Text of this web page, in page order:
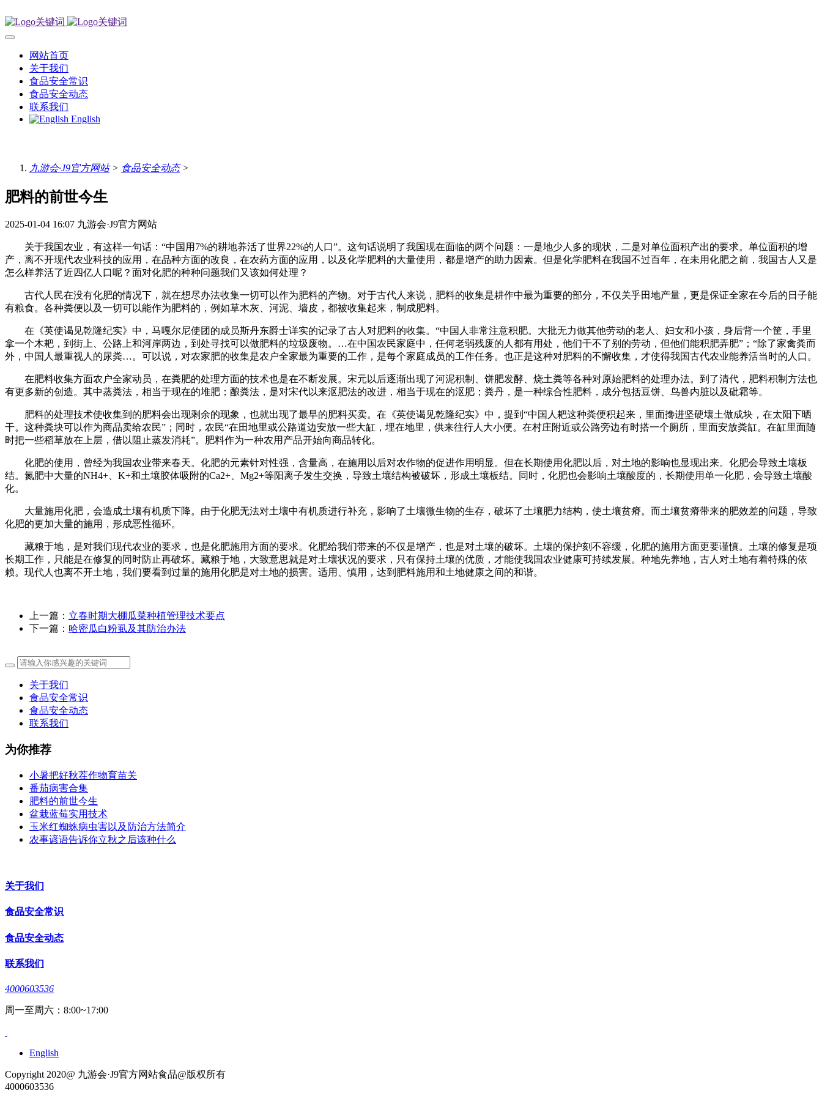
网站首页
关于我们
食品安全常识
食品安全动态
联系我们
English
九游会·J9官方网站> 食品安全动态>
肥料的前世今生
2025-01-04 16:07 九游会·J9官方网站
关于我国农业，有这样一句话：“中国用7%的耕地养活了世界22%的人口”。这句话说明了我国现在面临的两个问题：一是地少人多的现状，二是对单位面积产出的要求。单位面积的增
产，离不开现代农业科技的应用，在品种方面的改良，在农药方面的应用，以及化学肥料的大量使用，都是增产的助力因素。但是化学肥料在我国不过百年，在未用化肥之前，我国古人又是
怎么样养活了近四亿人口呢？面对化肥的种种问题我们又该如何处理？
古代人民在没有化肥的情况下，就在想尽办法收集一切可以作为肥料的产物。对于古代人来说，肥料的收集是耕作中最为重要的部分，不仅关乎田地产量，更是保证全家在今后的日子能
有粮食。各种粪便以及一切可以能作为肥料的，例如草木灰、河泥、墙皮，都被收集起来，制成肥料。
在《英使谒见乾隆纪实》中，马嘎尔尼使团的成员斯丹东爵士详实的记录了古人对肥料的收集。“中国人非常注意积肥。大批无力做其他劳动的老人、妇女和小孩，身后背一个筐，手里
拿一个木耙，到街上、公路上和河岸两边，到处寻找可以做肥料的垃圾废物。…在中国农民家庭中，任何老弱残废的人都有用处，他们干不了别的劳动，但他们能积肥弄肥”；“除了家禽粪而
外，中国人最重视人的尿粪…。可以说，对农家肥的收集是农户全家最为重要的工作，是每个家庭成员的工作任务。也正是这种对肥料的不懈收集，才使得我国古代农业能养活当时的人口。
在肥料收集方面农户全家动员，在粪肥的处理方面的技术也是在不断发展。宋元以后逐渐出现了河泥积制、饼肥发酵、烧土粪等各种对原始肥料的处理办法。到了清代，肥料积制方法也
有更多新的创造。其中蒸粪法，相当于现在的堆肥；酿粪法，是对宋代以来沤肥法的改进，相当于现在的沤肥；粪丹，是一种综合性肥料，成分包括豆饼、鸟兽内脏以及砒霜等。
肥料的处理技术使收集到的肥料会出现剩余的现象，也就出现了最早的肥料买卖。在《英使谒见乾隆纪实》中，提到“中国人耙这种粪便积起来，里面搀进坚硬壤土做成块，在太阳下晒
干。这种粪块可以作为商品卖给农民”；同时，农民“在田地里或公路道边安放一些大缸，埋在地里，供来往行人大小便。在村庄附近或公路旁边有时搭一个厕所，里面安放粪缸。在缸里面随
时把一些稻草放在上层，借以阻止蒸发消耗”。肥料作为一种农用产品开始向商品转化。
化肥的使用，曾经为我国农业带来春天。化肥的元素针对性强，含量高，在施用以后对农作物的促进作用明显。但在长期使用化肥以后，对土地的影响也显现出来。化肥会导致土壤板
结。氮肥中大量的NH4+、K+和土壤胶体吸附的Ca2+、Mg2+等阳离子发生交换，导致土壤结构被破坏，形成土壤板结。同时，化肥也会影响土壤酸度的，长期使用单一化肥，会导致土壤酸
化。
大量施用化肥，会造成土壤有机质下降。由于化肥无法对土壤中有机质进行补充，影响了土壤微生物的生存，破坏了土壤肥力结构，使土壤贫瘠。而土壤贫瘠带来的肥效差的问题，导致
化肥的更加大量的施用，形成恶性循环。
藏粮于地，是对我们现代农业的要求，也是化肥施用方面的要求。化肥给我们带来的不仅是增产，也是对土壤的破坏。土壤的保护刻不容缓，化肥的施用方面更要谨慎。土壤的修复是项
长期工作，只能是在修复的同时防止再破坏。藏粮于地，大致意思就是对土壤状况的要求，只有保持土壤的优质，才能使我国农业健康可持续发展。种地先养地，古人对土地有着特殊的依
赖。现代人也离不开土地，我们要看到过量的施用化肥是对土地的损害。适用、慎用，达到肥料施用和土地健康之间的和谐。
上一篇： 立春时期大棚瓜菜种植管理技术要点
下一篇： 哈密瓜白粉虱及其防治办法
关于我们
食品安全常识
食品安全动态
联系我们
为你推荐
小暑把好秋茬作物育苗关
番茄病害合集
肥料的前世今生
盆栽蓝莓实用技术
玉米红蜘蛛病虫害以及防治方法简介
农事谚语告诉你立秋之后该种什么
关于我们
食品安全常识
食品安全动态
联系我们
4000603536
周一至周六：8:00~17:00
English
Copyright 2020@ 九游会·J9官方网站食品@版权所有
4000603536